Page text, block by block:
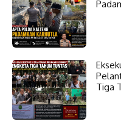
Tiga